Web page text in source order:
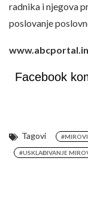
radnika i njegova
poslovanje
Facebook
Tagovi
#USKLAĐIVANJE